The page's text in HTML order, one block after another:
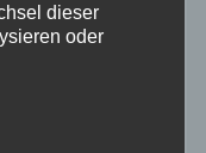
dieser
oder